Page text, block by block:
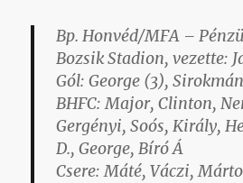
Bp. Honvéd/MFA –
Bozsik Stadion, vezette:
Gól: George (3),
BHFC: Major, Clinton,
Gergényi, Soós, Király,
D., George, Bíró Á
Csere: Máté, Váczi,